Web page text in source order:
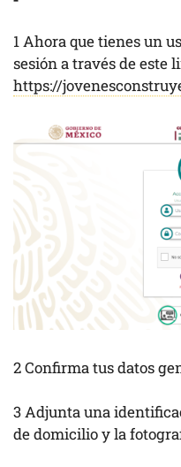
1 Ahora que tienes un
sesión a través de este
https://
2 Confirma tus datos
3 Adjunta una
de domicilio y la